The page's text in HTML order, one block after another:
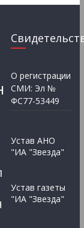
О регистрации
СМИ: Эл №
ФС77-53449
Устав АНО
"ИА "Звезда"
Устав газеты
"ИА "Звезда"